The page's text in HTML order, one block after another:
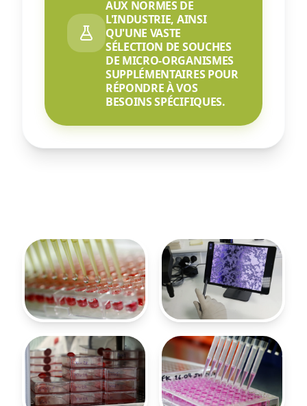
AUX NORMES DE
L'INDUSTRIE, AINSI
QU'UNE VASTE
SÉLECTION DE SOUCHES
DE MICRO-ORGANISMES
SUPPLÉMENTAIRES POUR
RÉPONDRE À VOS
BESOINS SPÉCIFIQUES.